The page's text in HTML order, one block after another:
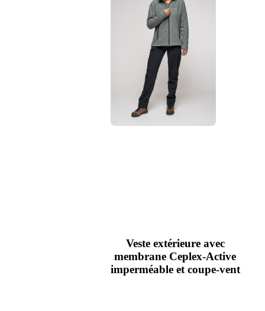
Veste extérieure avec
membrane Ceplex-Active
imperméable et coupe-vent